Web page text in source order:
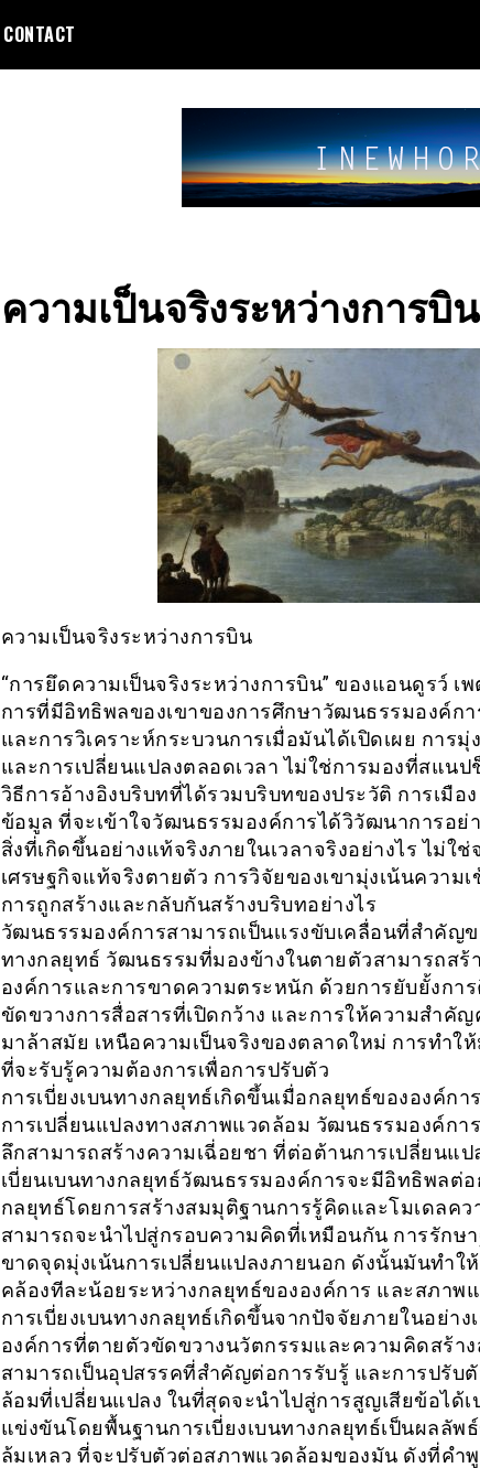
CONTACT
ความเป็นจริงระหว่างการบิน
ความเป็นจริงระหว่างการบิน
“การยึดความเป็นจริงระหว่างการบิน” ของแอนดูรว์ เ
การที่มีอิทธิพลของเขาของการศึกษาวัฒนธรรมองค์กา
และการวิเคราะห์กระบวนการเมื่อมันได้เปิดเผย การมุ่
และการเปลี่ยนแปลงตลอดเวลา ไม่ใช่การมองที่สแน
วิธีการอ้างอิงบริบทที่ได้รวมบริบทของประวัติ การเมือ
ข้อมูล ที่จะเข้าใจวัฒนธรรมองค์การได้วิวัฒนาการอย่า
สิ่งที่เกิดขึ้นอย่างแท้จริงภายในเวลาจริงอย่างไร ไม่ใ
เศรษฐกิจแท้จริงตายตัว การวิจัยของเขามุ่งเน้นความ
การถูกสร้างและกลับกันสร้างบริบทอย่างไร
วัฒนธรรมองค์การสามารถเป็นเเรงขับเคลื่อนที่สำคัญข
ทางกลยุทธ์ วัฒนธรรมที่มองข้างในตายตัวสามารถสร้
องค์การและการขาดความตระหนัก ด้วยการยับยั้งกา
ขัดขวางการสื่อสารที่เปิดกว้าง และการให้ความสำคัญ
มาล้าสมัย เหนือความเป็นจริงของตลาดใหม่ การทำใ
ที่จะรับรู้ความต้องการเพื่อการปรับตัว
การเบี่ยงเบนทางกลยุทธ์เกิดขึ้นเมื่อกลยุทธ์ขององค์ก
การเปลี่ยนแปลงทางสภาพแวดล้อม วัฒนธรรมองค์กา
ลึกสามารถสร้างความเฉี่อยชา ที่ต่อต้านการเปลี่ยนแป
เบี่ยนเบนทางกลยุทธ์วัฒนธรรมองค์การจะมีอิทธิพลต่อ
กลยุทธ์โดยการสร้างสมมุติฐานการรู้คิดและโมเดลค
สามารถจะนำไปสู่กรอบความคิดที่เหมือนกัน การรักษ
ขาดจุดมุ่งเน้นการเปลี่ยนแปลงภายนอก ดังนั้นมันทำใ
คล้องทีละน้อยระหว่างกลยุทธ์ขององค์การ และสภาพ
การเบี่ยงเบนทางกลยุทธ์เกิดขึ้นจากปัจจัยภายในอย่า
องค์การที่ตายตัวขัดขวางนวัตกรรมและความคิดสร้า
สามารถเป็นอุปสรรคที่สำคัญต่อการรับรู้ และการปรับตั
ล้อมที่เปลี่ยนแปลง ในที่สุดจะนำไปสู่การสูญเสียข้อได้เ
แข่งขันโดยพื้นฐานการเบี่ยงเบนทางกลยุทธ์เป็นผลลัพ
ล้มเหลว ที่จะปรับตัวต่อสภาพแวดล้อมของมัน ดังที่คำ